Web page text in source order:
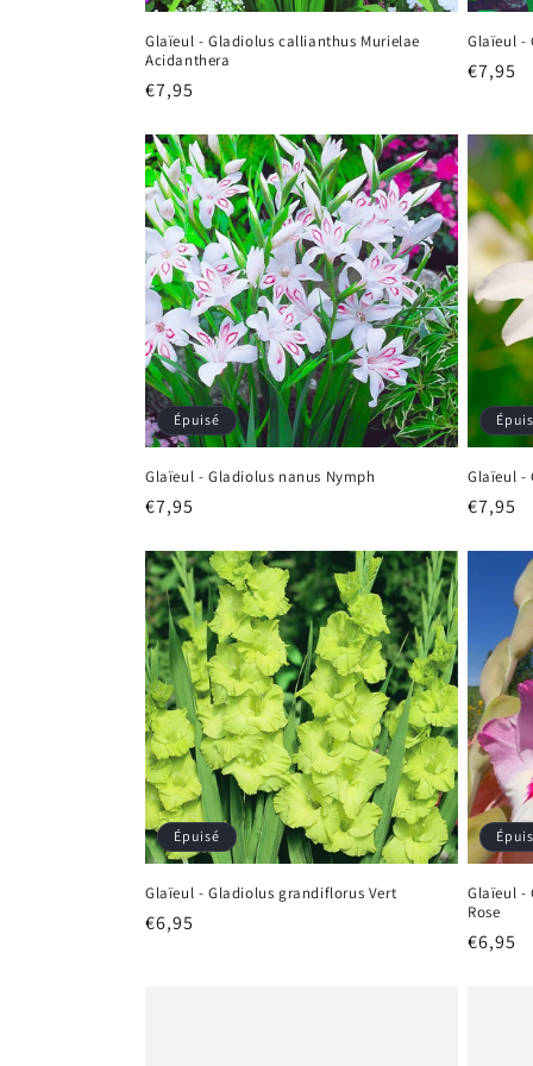
Glaïeul - Gladiolus callianthus Murielae
Acidanthera
Prix
€7,95
Glaïeul -
Prix
€7,95
Épuisé
Glaïeul - Gladiolus nanus Nymph
Prix
€7,95
Glaïeul -
Prix
€7,95
Épuisé
Glaïeul - Gladiolus grandiflorus Vert
Prix
€6,95
Glaïeul -
Rose
Prix
€6,95